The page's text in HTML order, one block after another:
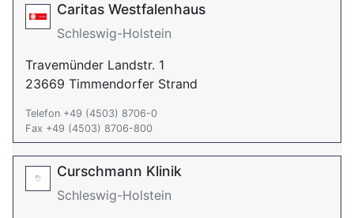
Caritas Westfalenhaus
Schleswig-Holstein
Travemünder Landstr. 1
23669 Timmendorfer Strand
Telefon +49 (4503) 8706-0
Fax +49 (4503) 8706-800
Curschmann Klinik
Schleswig-Holstein